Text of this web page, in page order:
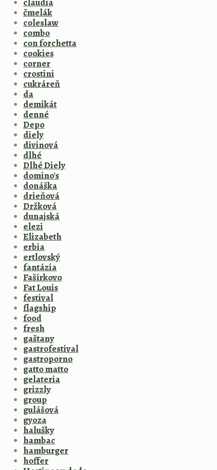
claudia
čmelák
coleslaw
combo
con forchetta
cookies
corner
crostini
cukráreň
da
demikát
denné
Depo
diely
divinová
dlhé
Dlhé Diely
domino's
donáška
drieňová
Držková
dunajská
elezi
Elizabeth
erbia
ertlovský
fantázia
Fašírkovo
Fat Louis
festival
flagship
food
fresh
gaštany
gastrofestival
gastroporno
gatto matto
gelateria
grizzly
group
gulášová
gyoza
halušky
hambac
hamburger
hoffer